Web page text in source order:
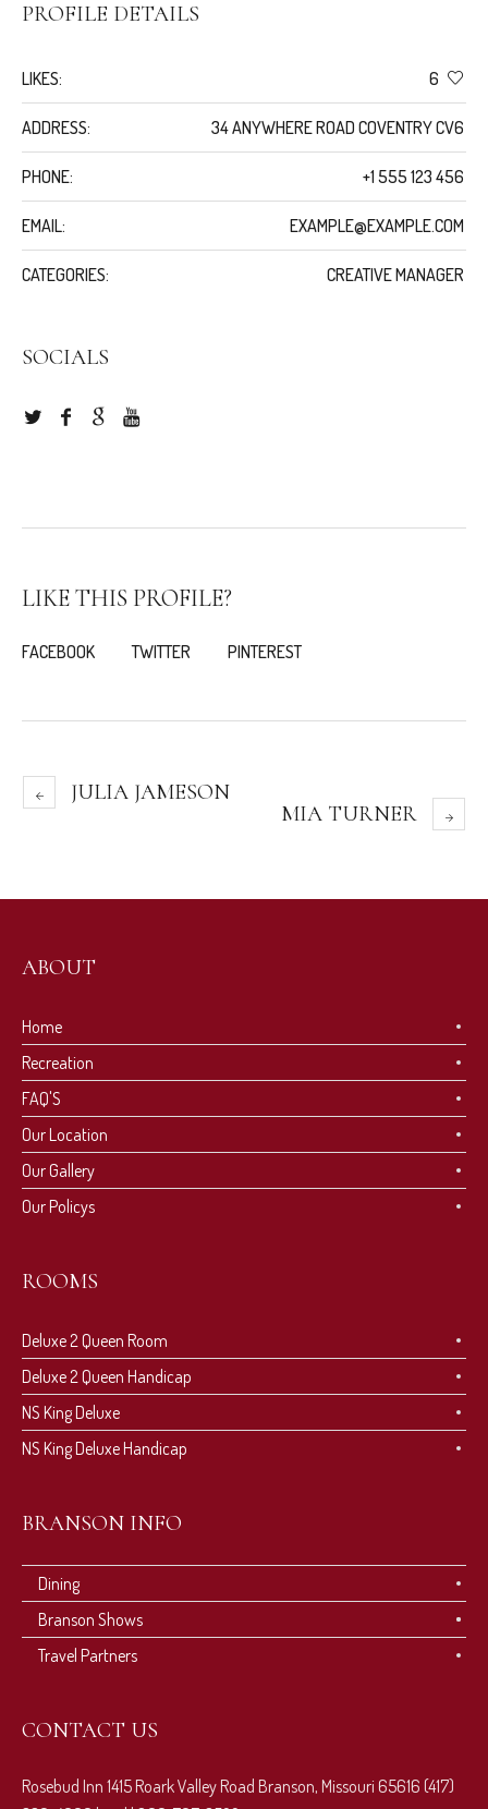
PROFILE DETAILS
LIKES: 6
ADDRESS: 34 ANYWHERE ROAD COVENTRY CV6
PHONE: +1 555 123 456
EMAIL: EXAMPLE@EXAMPLE.COM
CATEGORIES: CREATIVE MANAGER
SOCIALS
LIKE THIS PROFILE?
FACEBOOK TWITTER PINTEREST
JULIA JAMESON
MIA TURNER
ABOUT
Home
Recreation
FAQ'S
Our Location
Our Gallery
Our Policys
ROOMS
Deluxe 2 Queen Room
Deluxe 2 Queen Handicap
NS King Deluxe
NS King Deluxe Handicap
BRANSON INFO
Dining
Branson Shows
Travel Partners
CONTACT US
Rosebud Inn 1415 Roark Valley Road Branson, Missouri 65616 (417)